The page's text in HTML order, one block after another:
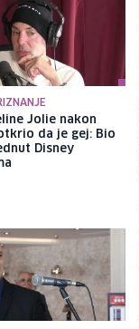
Jolie nakon
da je gej: Bio
Disney